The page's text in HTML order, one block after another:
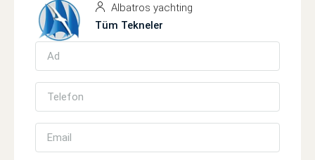
Albatros yachting
Tüm Tekneler